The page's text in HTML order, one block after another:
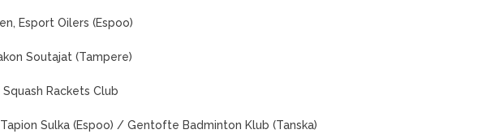
Esport Oilers (Espoo)
Soutajat (Tampere)
Squash Rackets Club
Sulka (Espoo) / Gentofte Badminton Klub (Tanska)